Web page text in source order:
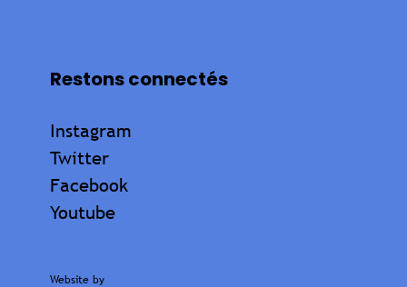
Restons connectés
Instagram
Twitter
Facebook
Youtube
Website by